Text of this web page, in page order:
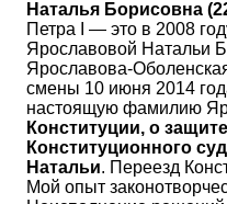
Наталья Борисовна
Петра I — это в 2008
Ярославовой Натальи
Ярославова-
смены 10 июня 2014
настоящую фамилию
Конституции, о
Конституционного
Натальи. Переезд
Мой опыт